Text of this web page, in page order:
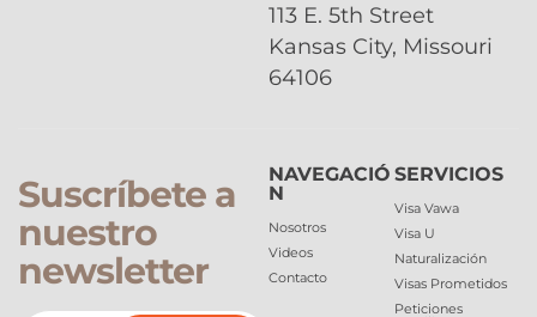
113 E. 5th Street
Kansas City, Missouri
64106
Suscríbete a
nuestro
newsletter
NAVEGACIÓ
N
Nosotros
Videos
Contacto
SERVICIOS
Visa Vawa
Visa U
Naturalización
Visas Prometidos
Peticiones